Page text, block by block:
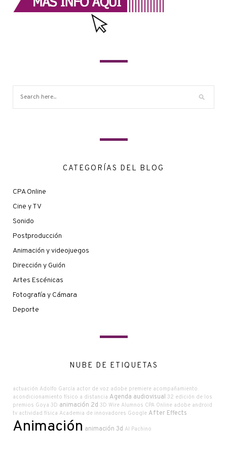
CATEGORÍAS DEL BLOG
CPA Online
Cine y TV
Sonido
Postproducción
Animación y videojuegos
Dirección y Guión
Artes Escénicas
Fotografía y Cámara
Deporte
NUBE DE ETIQUETAS
actuación Adolfo García actor de voz adobe premiere acompañamiento
acondicionamiento físico a distancia Agenda audiovisual 32 edición de los
premios Goya 3D animación 2d 3D Wire Alumnos CPA Online adobe android
tv actividad física Academia de innovadores Google After Effects
Animación animación 3d Al Pachino